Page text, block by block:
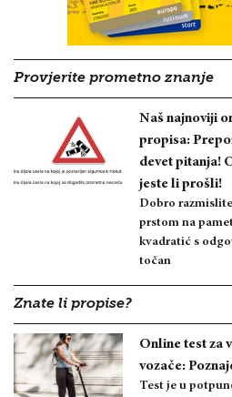
Provjerite prometno znanje
Naš najnoviji
propisa:
devet pitanja!
jeste li prošli!
Dobro
prstom na
kvadratić s
točan
Znate li propise?
Online test za
vozače:
Test je u